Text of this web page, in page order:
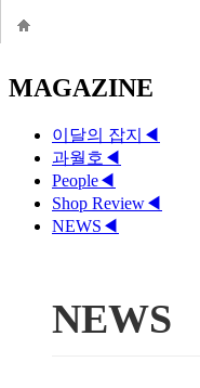
MAGAZINE
이달의 잡지 ◀
과월호 ◀
People◀
Shop Review◀
NEWS ◀
NEWS